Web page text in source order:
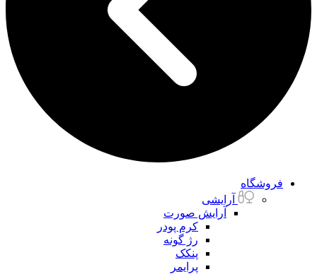
فروشگاه
آرایشی
آرایش صورت
کرم پودر
رژ گونه
پنکک
پرایمر